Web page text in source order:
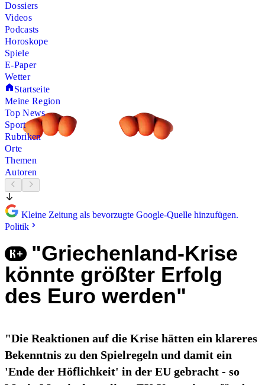
Dossiers
Videos
Podcasts
Horoskope
Spiele
E-Paper
Wetter
Startseite
Meine Region
Top News
Sport
Rubriken
Orte
Themen
Autoren
Kleine Zeitung als bevorzugte Google-Quelle hinzufügen.
Politik
"Griechenland-Krise
könnte größter Erfolg
des Euro werden"
"Die Reaktionen auf die Krise hätten ein klareres
Bekenntnis zu den Spielregeln und damit ein
'Ende der Höflichkeit' in der EU gebracht - so